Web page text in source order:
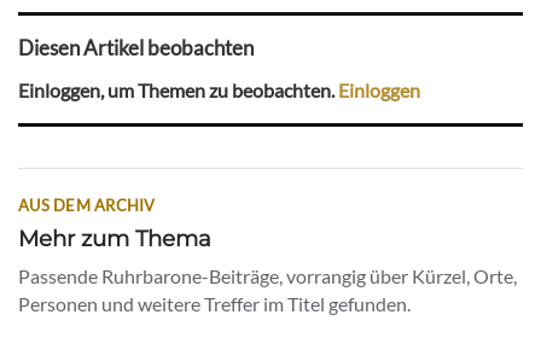
Diesen Artikel beobachten
Einloggen, um Themen zu beobachten.Einloggen
AUS DEM ARCHIV
Mehr zum Thema
Passende Ruhrbarone-Beiträge, vorrangig über Kürzel, Orte,
Personen und weitere Treffer im Titel gefunden.